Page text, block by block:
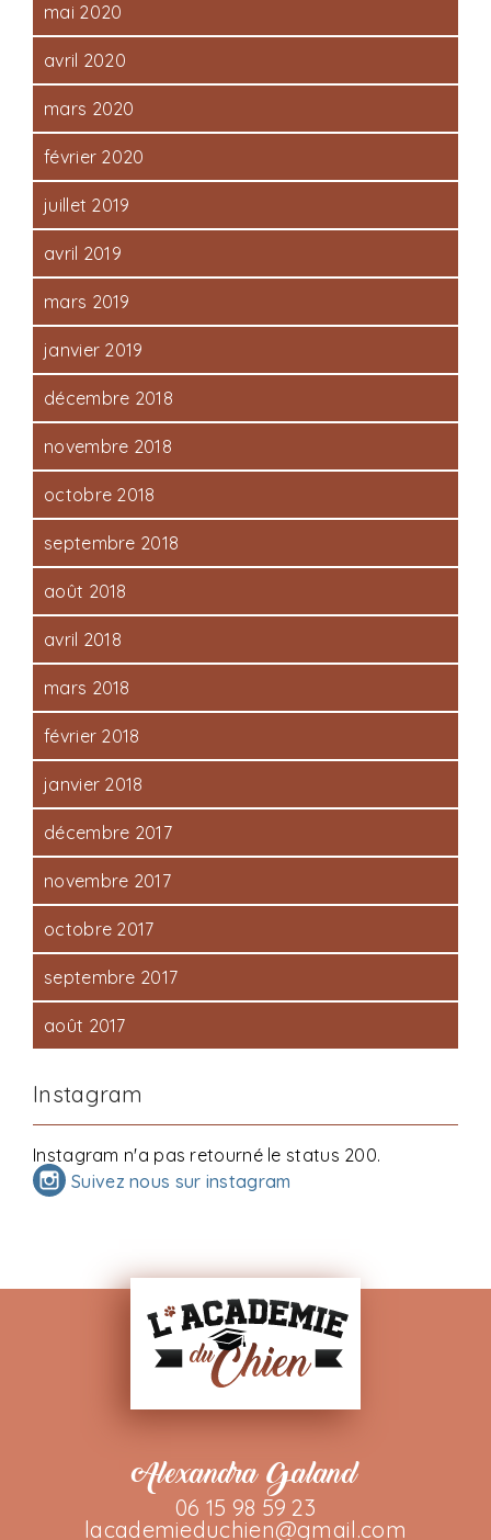
mai 2020
avril 2020
mars 2020
février 2020
juillet 2019
avril 2019
mars 2019
janvier 2019
décembre 2018
novembre 2018
octobre 2018
septembre 2018
août 2018
avril 2018
mars 2018
février 2018
janvier 2018
décembre 2017
novembre 2017
octobre 2017
septembre 2017
août 2017
Instagram
Instagram n'a pas retourné le status 200.
Suivez nous sur instagram
Alexandra Galand
06 15 98 59 23
lacademieduchien@gmail.com